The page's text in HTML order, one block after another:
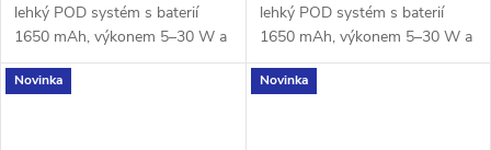
lehký POD systém s baterií
1650 mAh, výkonem 5–30 W a
Multi-Ohm cartridgí 0,7/1,0
ohm pro MTL i volnější RDL
lehký POD systém s baterií
1650 mAh, výkonem 5–30 W a
Multi-Ohm cartridgí 0,7/1,0
ohm pro MTL i volnější RDL
Novinka Novinka